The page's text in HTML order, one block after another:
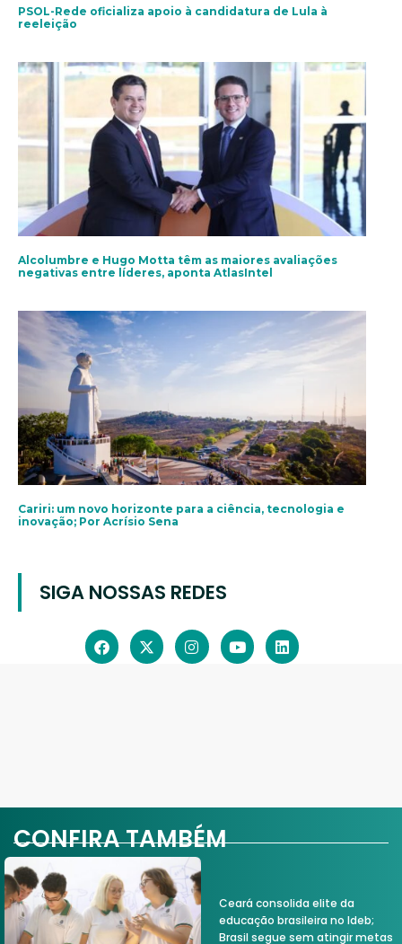
PSOL-Rede oficializa apoio à candidatura de Lula à
reeleição
Alcolumbre e Hugo Motta têm as maiores avaliações
negativas entre líderes, aponta AtlasIntel
Cariri: um novo horizonte para a ciência, tecnologia e
inovação; Por Acrísio Sena
SIGA NOSSAS REDES
CONFIRA TAMBÉM
Ceará consolida elite da
educação brasileira no Ideb;
Brasil segue sem atingir metas